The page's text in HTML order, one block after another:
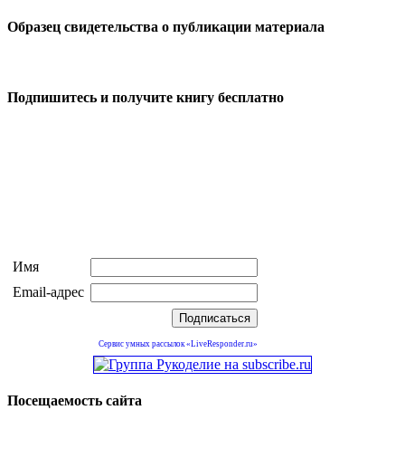
Образец свидетельства о публикации материала
Подпишитесь и получите книгу бесплатно
Имя
Email-адрес
Сервис умных рассылок «LiveResponder.ru»
Посещаемость сайта